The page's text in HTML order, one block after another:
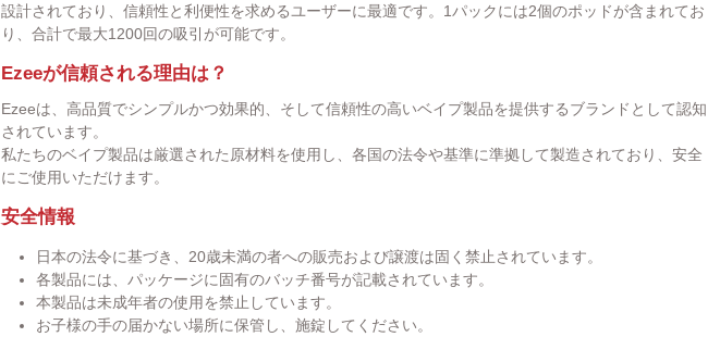
設計されており、信頼性と利便性を求めるユーザーに最適です。1パックには2個のポッドが含まれてお
り、合計で最大1200回の吸引が可能です。
Ezeeが信頼される理由は？
Ezeeは、高品質でシンプルかつ効果的、そして信頼性の高いベイプ製品を提供するブランドとして認知
されています。
私たちのベイプ製品は厳選された原材料を使用し、各国の法令や基準に準拠して製造されており、安全
にご使用いただけます。
安全情報
日本の法令に基づき、20歳未満の者への販売および譲渡は固く禁止されています。
各製品には、パッケージに固有のバッチ番号が記載されています。
本製品は未成年者の使用を禁止しています。
お子様の手の届かない場所に保管し、施錠してください。